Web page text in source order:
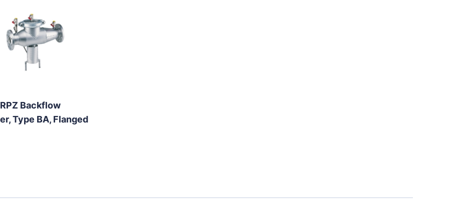
Backflow
Type BA, Flanged